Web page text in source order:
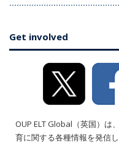
Get involved
OUP ELT Global（英国）は
育に関する各種情報を発信し